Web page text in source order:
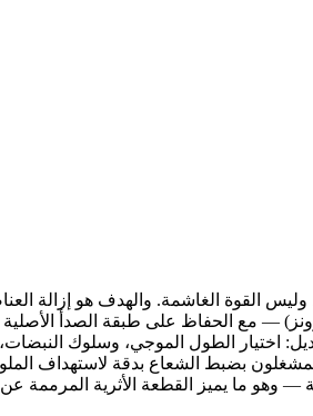
القوة الغاشمة. والهدف هو إزالة
— مع الحفاظ على طبقة الصدأ
اختيار الطول الموجي، وسلوك
بضبط الشعاع بدقة لاستهداف
— وهو ما يميز القطعة الأثرية المرممة